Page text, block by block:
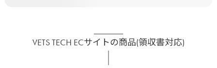
VETS TECH ECサイトの商品(領収書対応)